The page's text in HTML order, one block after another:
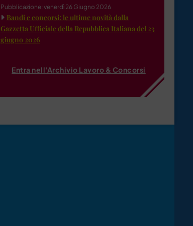
Pubblicazione: venerdì 26 Giugno 2026
Bandi e concorsi: le ultime novità dalla
Gazzetta Ufficiale della Repubblica Italiana del 23
giugno 2026
Entra nell'Archivio Lavoro & Concorsi